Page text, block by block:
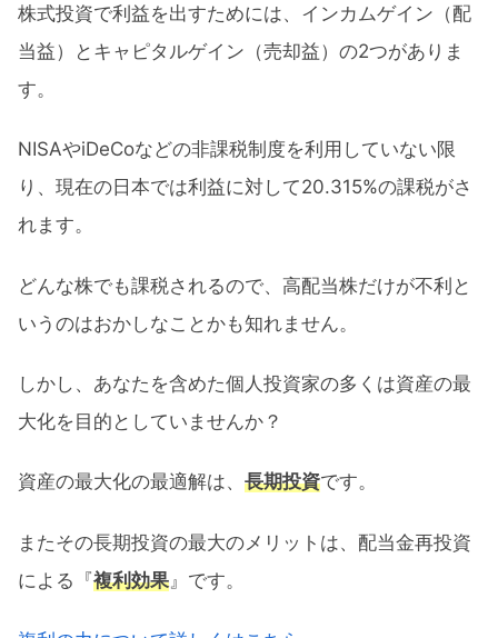
株式投資で利益を出すためには、インカムゲイン（配
当益）とキャピタルゲイン（売却益）の2つがありま
す。
NISAやiDeCoなどの非課税制度を利用していない限
り、現在の日本では利益に対して20.315%の課税がさ
れます。
どんな株でも課税されるので、高配当株だけが不利と
いうのはおかしなことかも知れません。
しかし、あなたを含めた個人投資家の多くは資産の最
大化を目的としていませんか？
資産の最大化の最適解は、 長期投資です。
またその長期投資の最大のメリットは、配当金再投資
による『複利効果 』です。